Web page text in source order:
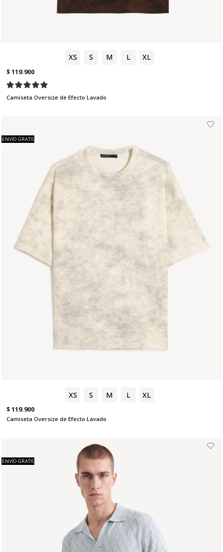
XS S M L XL
$ 119.900
Camiseta Oversize de Efecto Lavado
XS S M L XL
ENVÍO GRATIS
$ 119.900
Camiseta Oversize de Efecto Lavado
ENVÍO GRATIS